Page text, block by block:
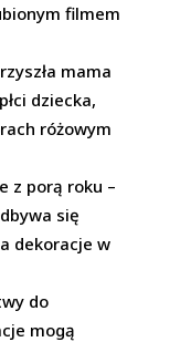
filmem
mama
dziecka,
różowym
z porą roku –
się
dekoracje w
do
mogą